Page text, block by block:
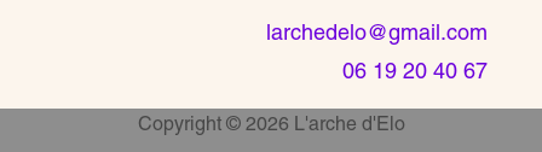
larchedelo@gmail.com
06 19 20 40 67
Copyright © 2026 L'arche d'Elo